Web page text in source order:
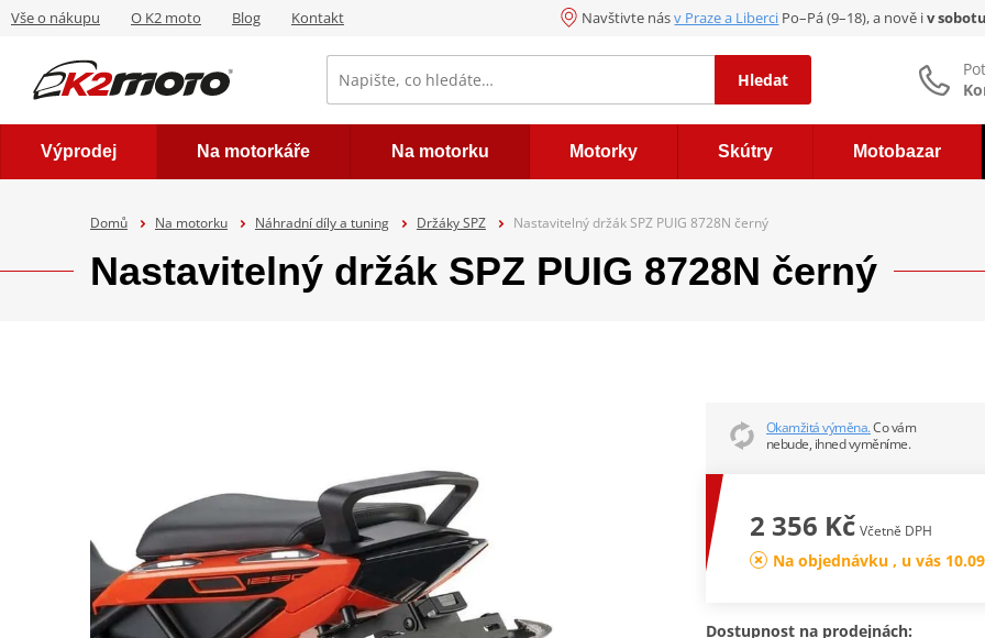
Vše o nákupu O K2 moto Blog Kontakt Navštivte násv Praze a Liberci Po–Pá (9–18), a nově iv sobotu
Hledat
Výprodej Na motorkáře Na motorku Motorky Skútry Motobazar
Domů Na motorku Náhradní díly a tuning Držáky SPZ Nastavitelný držák SPZ PUIG 8728N černý
Nastavitelný držák SPZ PUIG 8728N černý
Okamžitá výměna.Co vám
nebude, ihned vyměníme.
2 356 Kč Včetně DPH
Na objednávku , u vás
Dostupnost na prodejnách: